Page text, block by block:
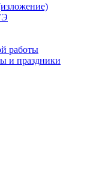
работы
и праздники